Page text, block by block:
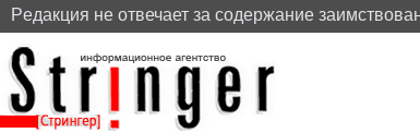
Pедакция не отвечает за содержание